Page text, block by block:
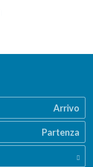
Arrivo
Partenza